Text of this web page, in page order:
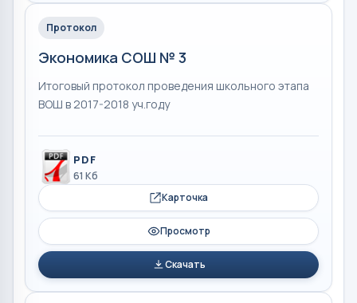
Протокол
Экономика СОШ № 3
Итоговый протокол проведения школьного этапа
ВОШ в 2017-2018 уч.году
PDF
61 Кб
Карточка
Просмотр
Скачать